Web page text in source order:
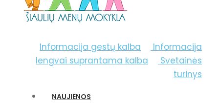
Informacija gestų kalba
Informacija
lengvai suprantama kalba
Svetainės
turinys
NAUJIENOS